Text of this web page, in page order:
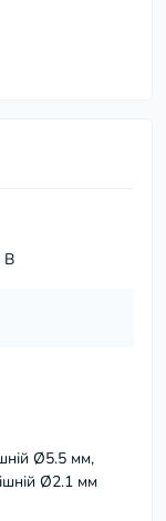
В
Ø5.5 мм,
Ø2.1 мм